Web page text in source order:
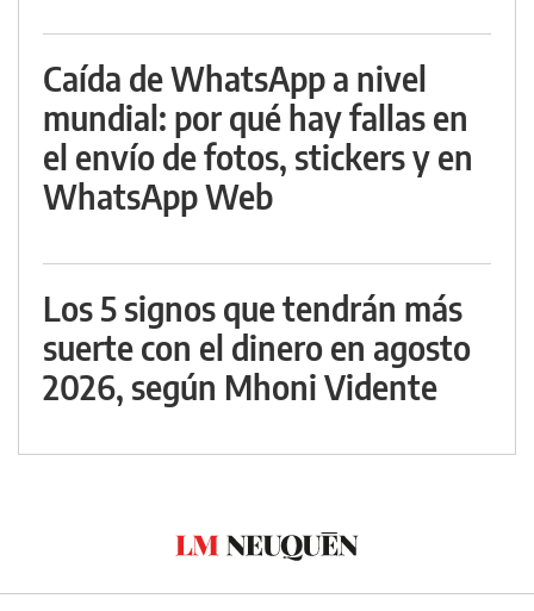
Caída de WhatsApp a nivel
mundial: por qué hay fallas en
el envío de fotos, stickers y en
WhatsApp Web
Los 5 signos que tendrán más
suerte con el dinero en agosto
2026, según Mhoni Vidente